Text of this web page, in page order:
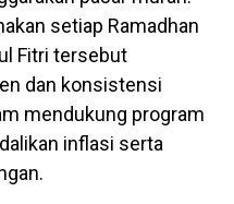
setiap Ramadhan
Fitri tersebut
dan konsistensi
mendukung program
inflasi serta